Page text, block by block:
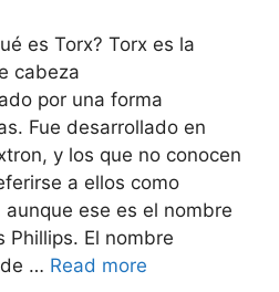
es Torx? Torx es la
cabeza
por una forma
Fue desarrollado en
y los que no conocen
a ellos como
ese es el nombre
Phillips. El nombre
… Read more